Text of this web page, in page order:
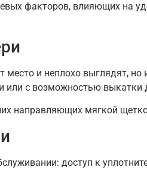
факторов, влияющих на
и неплохо выглядят,
с возможностью выкатки
направляющих мягкой
доступ к